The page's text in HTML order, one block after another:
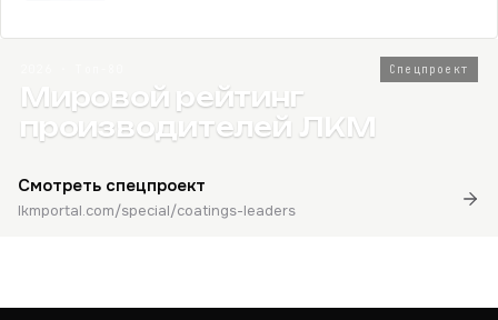
Спецпроект
Мировой рейтинг
производителей ЛКМ
Смотреть спецпроект
lkmportal.com/special/coatings-leaders